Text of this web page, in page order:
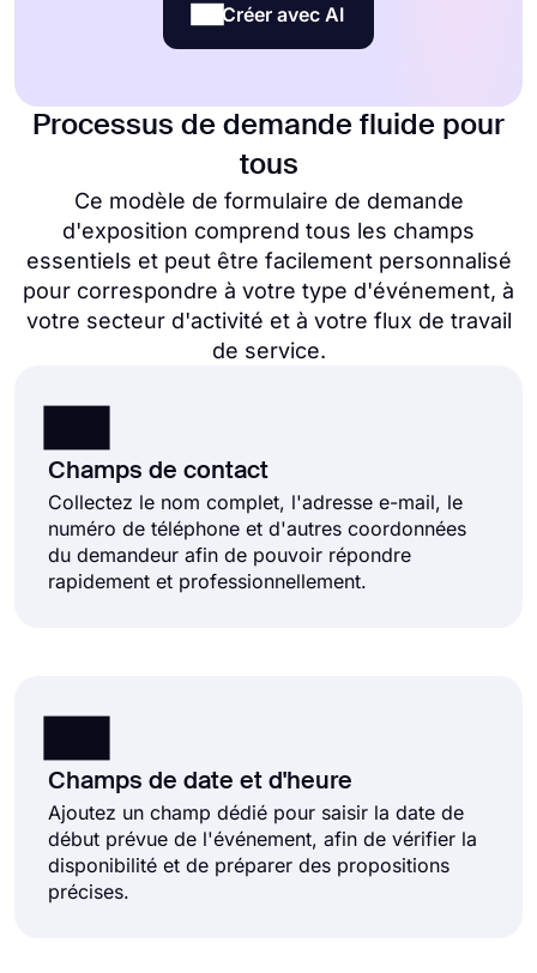
Créer avec AI
Processus de demande fluide pour
tous
Ce modèle de formulaire de demande
d'exposition comprend tous les champs
essentiels et peut être facilement personnalisé
pour correspondre à votre type d'événement, à
votre secteur d'activité et à votre flux de travail
de service.
Champs de contact
Collectez le nom complet, l'adresse e-mail, le
numéro de téléphone et d'autres coordonnées
du demandeur afin de pouvoir répondre
rapidement et professionnellement.
Champs de date et d'heure
Ajoutez un champ dédié pour saisir la date de
début prévue de l'événement, afin de vérifier la
disponibilité et de préparer des propositions
précises.